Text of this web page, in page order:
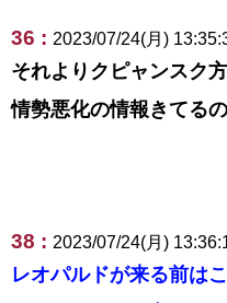
36 : 2023/07/24(月)
それよりクピャンスク
情勢悪化の情報きてる
38 : 2023/07/24(月)
レオパルドが来る前は